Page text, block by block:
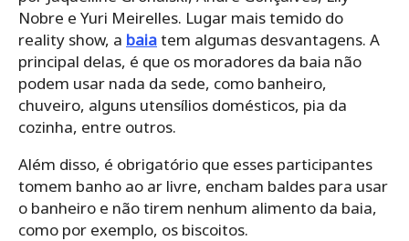
Nobre e Yuri Meirelles. Lugar mais temido do
reality show, a baiatem algumas desvantagens. A
principal delas, é que os moradores da baia não
podem usar nada da sede, como banheiro,
chuveiro, alguns utensílios domésticos, pia da
cozinha, entre outros.
Além disso, é obrigatório que esses participantes
tomem banho ao ar livre, encham baldes para usar
o banheiro e não tirem nenhum alimento da baia,
como por exemplo, os biscoitos.